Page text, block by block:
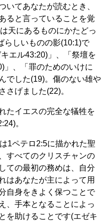
いてあなたが読むとき、
ると言っていることを覚
天にあるものにかたどっ
らしいものの影(10:1)で
エル43:20)」、「祭壇を
」、「罪のためのいけに
でした(19)。傷のない雄や
さげました(22)。
たイエスの完全な犠牲を
。
1ペテロ2:5に描かれた聖
すべてのクリスチャンの
ての最初の務めは、自分
はあなたが主によって用
自身をきよく保つことで
、手本となることによっ
を助けることです(エゼキ